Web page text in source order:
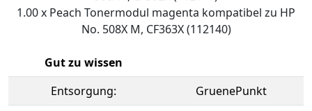
1.00 x Peach Tonermodul magenta kompatibel zu HP
No. 508X M, CF363X (112140)
Gut zu wissen
Entsorgung:
GruenePunkt